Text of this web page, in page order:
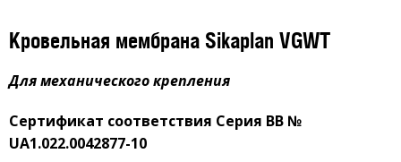
Кровельная мембрана Sikaplan VGWT
Для механического крепления
Сертификат соответствия Серия ВВ №
UA1.022.0042877-10